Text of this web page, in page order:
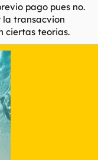
pago pues no.
la transacvion
ciertas teorias.